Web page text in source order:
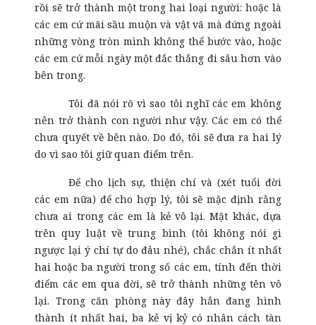
rồi sẽ trở thành một trong hai loại người: hoặc là
các em cứ mãi sầu muộn và vật vã mà đứng ngoài
những vòng tròn mình không thể bước vào, hoặc
các em cứ mỗi ngày một đắc thắng đi sâu hơn vào
bên trong.
Tôi đã nói rõ vì sao tôi nghĩ các em không
nên trở thành con người như vậy. Các em có thể
chưa quyết về bên nào. Do đó, tôi sẽ đưa ra hai lý
do vì sao tôi giữ quan điểm trên.
Để cho lịch sự, thiện chí và (xét tuổi đời
các em nữa) để cho hợp lý, tôi sẽ mặc định rằng
chưa ai trong các em là kẻ vô lại. Mặt khác, dựa
trên quy luật về trung bình (tôi không nói gì
ngược lại ý chí tự do đâu nhé), chắc chắn ít nhất
hai hoặc ba người trong số các em, tính đến thời
điểm các em qua đời, sẽ trở thành những tên vô
lại. Trong căn phòng này đây hẳn đang hình
thành ít nhất hai, ba kẻ vị kỷ có nhân cách tàn